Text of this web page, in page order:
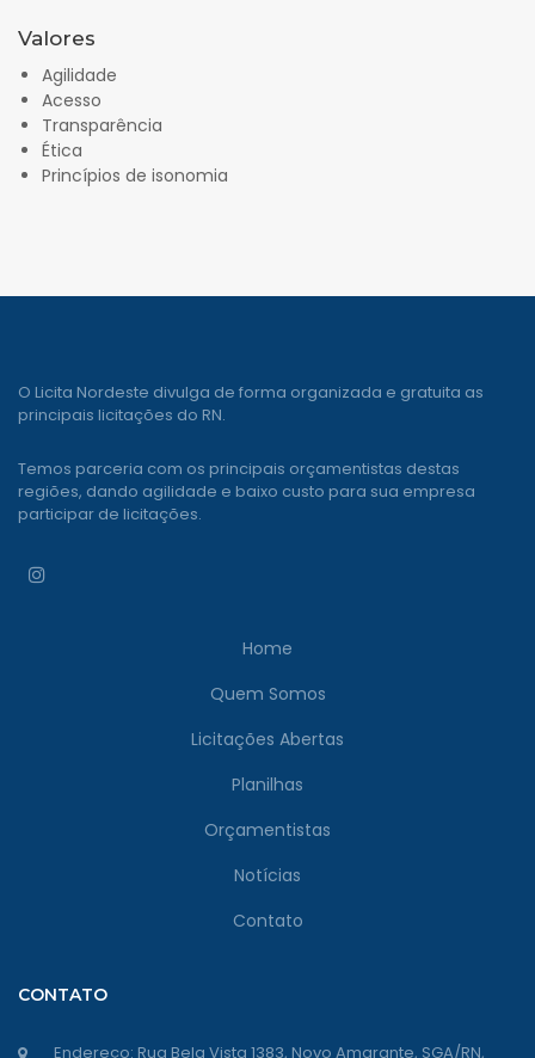
Valores
Agilidade
Acesso
Transparência
Ética
Princípios de isonomia
O Licita Nordeste divulga de forma organizada e gratuita as
principais licitações do RN.
Temos parceria com os principais orçamentistas destas
regiões, dando agilidade e baixo custo para sua empresa
participar de licitações.
Home
Quem Somos
Licitações Abertas
Planilhas
Orçamentistas
Notícias
Contato
CONTATO
Endereço: Rua Bela Vista 1383, Novo Amarante, SGA/RN,